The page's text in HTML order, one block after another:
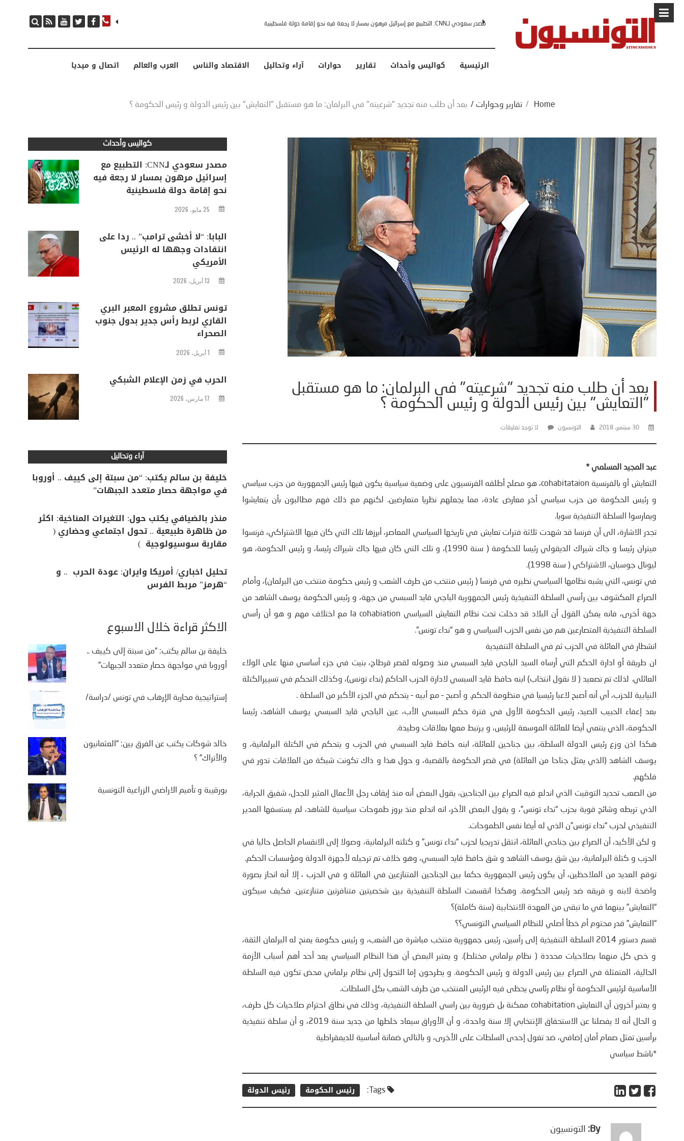
مصدر سعودي لـCNN: التطبيع مع إسرائيل مرهون بمسار لا رجعة فيه نحو إقامة دولة فلسطينية البابا: “لا أخشى ترامب” .. ردا على انتقادات وجهها له الرئيس الأمريكي
الرئيسية كواليس وأحداث تقارير حوارات آراء وتحاليل الاقتصاد والناس العرب والعالم اتصال و ميديا
Home
/ تقارير وحوارات / بعد أن طلب منه تجديد "شرعيته" في البرلمان: ما هو مستقبل "التعايش" بين رئيس الدولة و رئيس الحكومة ؟
بعد أن طلب منه تجديد "شرعيته" في البرلمان: ما هو مستقبل
"التعايش" بين رئيس الدولة و رئيس الحكومة ؟
30 سبتمبر، 2018 التونسيون لا توجد تعليقات
عبد المجيد المسلمي *
التعايش أو بالفرنسية cohabitataion، هو مصلح أطلقه الفرنسيون على وضعية سياسية يكون فيها رئيس الجمهورية من حزب سياسي
و رئيس الحكومة من حزب سياسي أخر معارض عادة، مما يجعلهم نظريا متعارضين. لكنهم مع ذلك فهم مطالبون بأن يتعايشوا
ويمارسوا السلطة التنفيذية سويا.
تجدر الاشارة، الى أن فرنسا قد شهدت ثلاثة فترات تعايش في تاريخها السياسي المعاصر، أبرزها تلك التي كان فيها الاشتراكي، فرنسوا
ميتران رئيسا و جاك شيراك الديقولي رئيسا للحكومة ( سنة 1990)، و تلك التي كان فيها جاك شيراك رئيسا، و رئيس الحكومة، هو
ليونال جوسبان، الاشتراكي ( سنة 1998).
في تونس، التي يشبه نظامها السياسي نظيره في فرنسا ( رئيس منتخب من طرف الشعب و رئيس حكومة منتخب من البرلمان)، وأمام
الصراع المكشوف بين رأسي السلطة التنفيذية رئيس الجمهورية الباجي قايد السبسي من جهة، و رئيس الحكومة يوسف الشاهد من
جهة أخرى، فانه يمكن القول أن البلاد قد دخلت تحت نظام التعايش السياسي la cohabiation مع اختلاف مهم و هو أن رأسي
السلطة التنفيذية المتصارعين هم من نفس الحزب السياسي و هو “نداء تونس”.
انشطار في العائلة في الحزب ثم في السلطة التنفيدية
ان طريقة أو ادارة الحكم التي أرساه السيد الباجي قايد السبسي منذ وصوله لقصر قرطاج، بنيت في جزء أساسي منها على الولاء
العائلي. لذلك تم تصعيد ( لا نقول انتخاب) ابنه حافظ قايد السبسي لادارة الحزب الحاكم (نداء تونس)، وكذلك التحكم في تسييرالكتلة
النيابية للحزب، أي أنه أصبح لاعبا رئيسيا في منظومة الحكم. و أصبح – مع أبيه – يتحكم في الجزء الأكبر من السلطة .
بعد إعفاء الحبيب الصيد، رئيس الحكومة الأول في فترة حكم السبسي الأب، عين الباجي قايد السبسي يوسف الشاهد، رئيسا
الحكومة، الذي ينتمي أيضا للعائلة الموسعة للرئيس، و يرتبط معها بعلاقات وطيدة.
هكذا اذن وزع رئيس الدولة السلطة، بين جناحين للعائلة، ابنه حافظ قايد السبسي في الحزب و يتحكم في الكتلة البرلمانية، و
يوسف الشاهد (الذي يمثل جناحا من العائلة) في قصر الحكومة بالقصبة، و حول هذا و ذاك تكونت شبكة من العلاقات تدور في
فلكهم.
من الصعب تحديد التوقيت الذي اندلع فيه الصراع بين الجناحين، يقول البعض أنه منذ إيقاف رجل الأعمال المثير للجدل، شفيق الجراية،
الذي تربطه وشائج قوية بحزب “نداء تونس”، و يقول البعض الأخر، انه اندلع منذ بروز طموحات سياسية للشاهد، لم يستسغها المدير
التنفيذي لحزب “نداء تونس”ن الذي له أيضا نفس الطموحات.
و لكن الأكيد، أن الصراع بين جناحي العائلة، انتقل تدريجيا لحزب “نداء تونس” و كتلته البرلمانية، وصولا إلى الانقسام الحاصل حاليا في
الحزب و كتلة البرلمانية، بين شق يوسف الشاهد و شق حافظ قايد السبسي، وهو خلاف تم ترحيله لأجهزة الدولة ومؤسسات الحكم.
توقع العديد من الملاحظين، أن يكون رئيس الجمهورية حكما بين الجناحين المتنازعين في العائلة و في الحزب ، إلا أنه انحاز بصورة
واضحة لابنه و فريقه ضد رئيس الحكومة. وهكذا انقسمت السلطة التنفيذية بين شخصيتين متنافرتين متنازعتين. فكيف سيكون
“التعايش” بينهما في ما تبقى من العهدة الانتخابية (سنة كاملة)؟
“التعايش” قدر محتوم أم خطأ أصلي للنظام السياسي التونسي؟؟
قسم دستور 2014 السلطة التنفيذية إلى رأسين، رئيس جمهورية منتخب مباشرة من الشعب، و رئيس حكومة يمنح له البرلمان الثقة،
و خص كل منهما بصلاحيات محددة ( نظام برلماني مختلط). و يعتبر البعض أن هذا النظام السياسي يعد أحد أهم أسباب الأزمة
الحالية، المتمثلة في الصراع بين رئيس الدولة و رئيس الحكومة. و يطرحون إما التحول إلى نظام برلماني محض تكون فيه السلطة
الأساسية لرئيس الحكومة أو نظام رئاسي يحظى فيه الرئيس المنتخب من طرف الشعب بكل السلطات.
و يعتبر آخرون أن التعايش cohabitation ممكنة بل ضرورية بين راسي السلطة التنفيذية، وذلك في نطاق احترام صلاحيات كل طرف،
و الحال أنه لا يفصلنا عن الاستحقاق الإنتخابي إلا سنة واحدة، و أن الأوراق سيعاد خلطها من جديد سنة 2019، و أن سلطة تنفيذية
برأسين تمثل صمام أمان إضافي، ضد تغول إحدى السلطات على الأخرى، و بالتالي ضمانة أساسية للديمقراطية
*ناشط سياسي
Tags: رئيس الحكومة رئيس الدولة
By: التونسيون
كواليس وأحداث
مصدر سعودي لـCNN: التطبيع مع
إسرائيل مرهون بمسار لا رجعة فيه
نحو إقامة دولة فلسطينية
25 مايو، 2026
البابا: “لا أخشى ترامب” .. ردا على
انتقادات وجهها له الرئيس
الأمريكي
13 أبريل، 2026
تونس تطلق مشروع المعبر البري
القاري لربط رأس جدير بدول جنوب
الصحراء
1 أبريل، 2026
الحرب في زمن الإعلام الشبكي
17 مارس، 2026
آراء وتحاليل
خليفة بن سالم يكتب: “من سبتة إلى كييف .. أوروبا
في مواجهة حصار متعدد الجبهات”
منذر بالضيافي يكتب حول: التغيرات المناخية: اكثر
من ظاهرة طبيعية .. تحول اجتماعي وحضاري (
مقاربة سوسيولوجية )
تحليل اخباري/ أمريكا وايران: عودة الحرب .. و
“هرمز” مربط الفرس
الأكثر قراءة خلال الأسبوع
خليفة بن سالم يكتب: “من سبتة إلى كييف ..
أوروبا في مواجهة حصار متعدد الجبهات”
إستراتيجية محاربة الإرهاب في تونس /دراسة/
خالد شوكات يكتب عن الفرق بين: “العثمانيون
والأتراك” ؟
بورقيبة و تأميم الاراضي الزراعية التونسية